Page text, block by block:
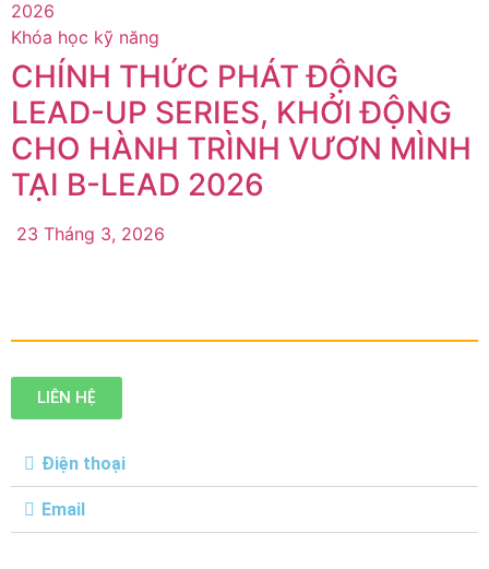
Khóa học kỹ năng
CHÍNH THỨC PHÁT ĐỘNG
LEAD-UP SERIES, KHỞI ĐỘNG
CHO HÀNH TRÌNH VƯƠN MÌNH
TẠI B-LEAD 2026
23 Tháng 3, 2026
LIÊN HỆ
Điện thoại
Email